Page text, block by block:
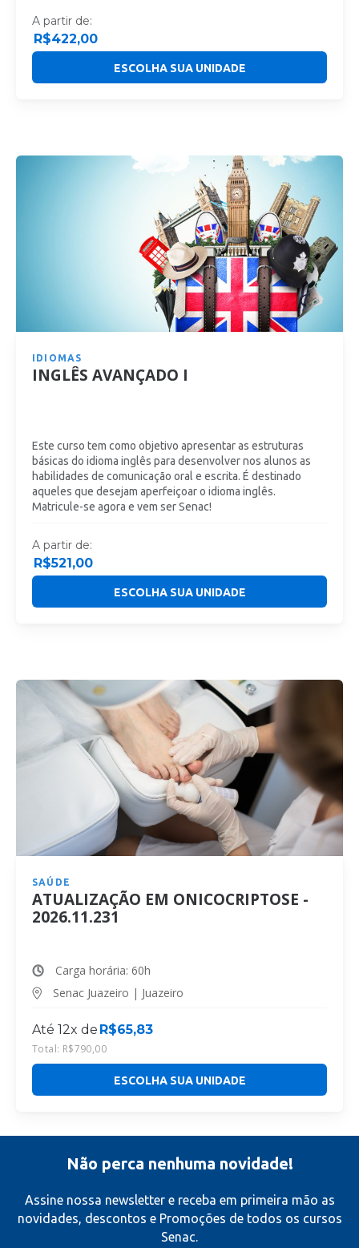
A partir de:
R$422,00
ESCOLHA SUA UNIDADE
IDIOMAS
INGLÊS AVANÇADO I
Este curso tem como objetivo apresentar as estruturas
básicas do idioma inglês para desenvolver nos alunos as
habilidades de comunicação oral e escrita. É destinado
aqueles que desejam aperfeiçoar o idioma inglês.
Matricule-se agora e vem ser Senac!
A partir de:
R$521,00
ESCOLHA SUA UNIDADE
SAÚDE
ATUALIZAÇÃO EM ONICOCRIPTOSE -
2026.11.231
Carga horária: 60h
Senac Juazeiro | Juazeiro
Até 12x de R$65,83
Total: R$790,00
ESCOLHA SUA UNIDADE
Não perca nenhuma novidade!
Assine nossa newsletter e receba em primeira mão as
novidades, descontos e Promoções de todos os cursos
Senac.